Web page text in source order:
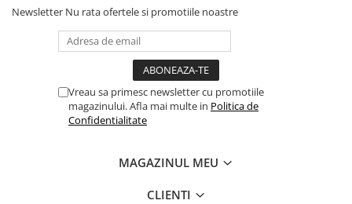
Balonul se livreaza neumflat.
Setul contine un pai transparent pentru umflare balonului
Poate fi umflat cu aer sau heliu.
Pentru a prelungi durata de viața a balonului, evita expunerea
experiența speciala, plina de culoare și eleganța!
Newsletter Nu rata ofertele si promotiile noastre
Vreau sa primesc newsletter cu promotiile
magazinului. Afla mai multe in Politica de
Confidentialitate
MAGAZINUL MEU
CLIENTI